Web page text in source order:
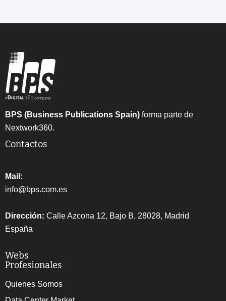
BPS (Business Publications Spain) forma parte de
Nextwork360.
Contactos
Mail:
info@bps.com.es
Dirección: Calle Azcona 12, Bajo B, 28028, Madrid
España
Webs
Profesionales
Quienes Somos